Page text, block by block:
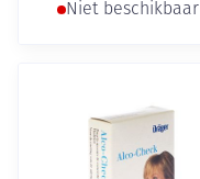
Niet beschikbaar